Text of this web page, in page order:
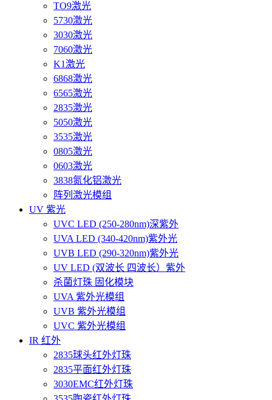
TO9激光
5730激光
3030激光
7060激光
K1激光
6868激光
6565激光
2835激光
5050激光
3535激光
0805激光
0603激光
3838氮化铝激光
阵列激光模组
UV 紫光
UVC LED (250-280nm)深紫外
UVA LED (340-420nm)紫外光
UVB LED (290-320nm)紫外光
UV LED (双波长 四波长）紫外
杀菌灯珠 固化模块
UVA 紫外光模组
UVB 紫外光模组
UVC 紫外光模组
IR 红外
2835球头红外灯珠
2835平面红外灯珠
3030EMC红外灯珠